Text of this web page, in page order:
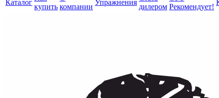
Каталог
купить компании
Упражнения
дилером Рекомендует!